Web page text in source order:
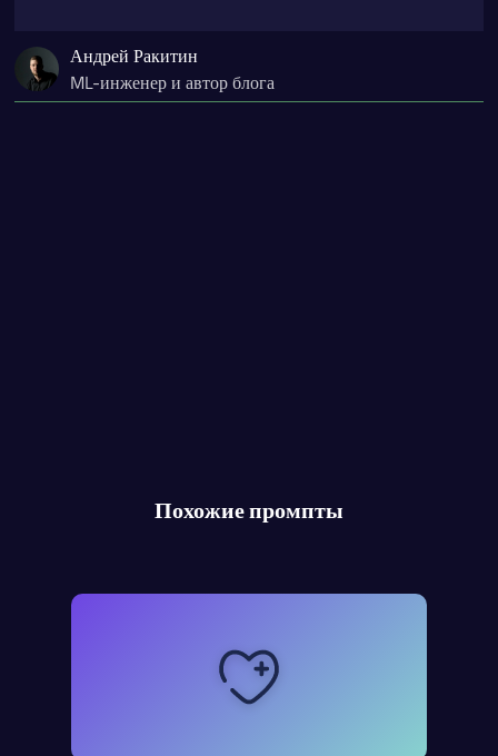
Андрей Ракитин
ML-инженер и автор блога
Похожие промпты